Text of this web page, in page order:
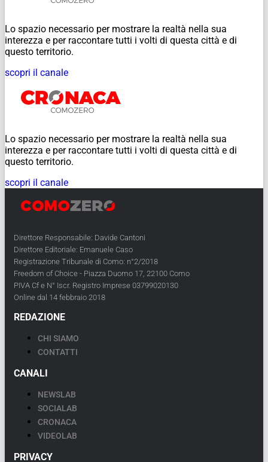
Lo spazio necessario per mostrare la realtà nella sua
interezza e per raccontare tutti i volti di questa città e di
questo territorio.
scopri il canale
Lo spazio necessario per mostrare la realtà nella sua
interezza e per raccontare tutti i volti di questa città e di
questo territorio.
scopri il canale
Direttore Responsabile: Davide Cantoni
Direttore Editoriale: Emanuele Caso
Registrazione Tribunale di Como: n°2/2018
Freedom of Choice - Piazza Duomo 17, 22100 Como
PIVA Cf e N° Iscr. Registro Imprese 03799020130
Online dal 14 febbraio 2018
REDAZIONE
CHI SIAMO
CONTATTI
CANALI
NEWSLAB
SOCIALAB
CRONACA
VIDEOLAB
PRIVACY